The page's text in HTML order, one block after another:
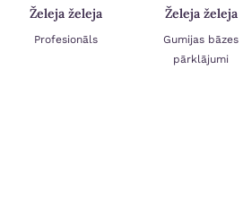
Želeja želeja
Profesionāls
Želeja želeja
Gumijas bāzes
pārklājumi